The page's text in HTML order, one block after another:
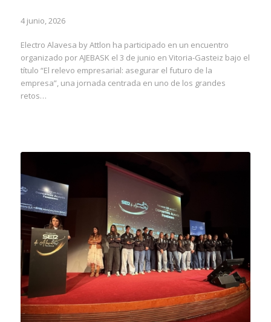
4 junio, 2026
Electro Alavesa by Attlon ha participado en un encuentro
organizado por AJEBASK el 3 de junio en Vitoria-Gasteiz bajo el
título “El relevo empresarial: asegurar el futuro de la
empresa”, una jornada centrada en uno de los grandes
retos…